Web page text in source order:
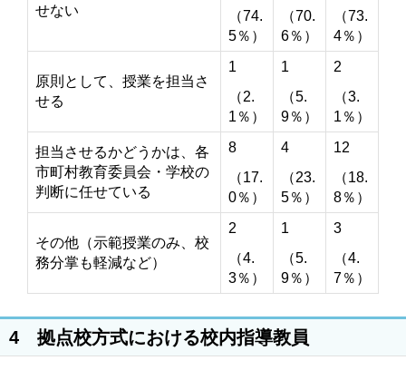
せない
（74.
5％）
（70.
6％）
（73.
4％）
原則として、授業を担当さ
せる
1 1
2
（2.
1％）
（5.
9％）
（3.
1％）
担当させるかどうかは、各
市町村教育委員会・学校の
判断に任せている
8 4
12
（17.
0％）
（23.
5％）
（18.
8％）
その他（示範授業のみ、校
務分掌も軽減など）
2 1
3
（4.
3％）
（5.
9％）
（4.
7％）
4 拠点校方式における校内指導教員